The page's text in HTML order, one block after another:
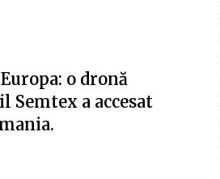
o dronă
Semtex a accesat